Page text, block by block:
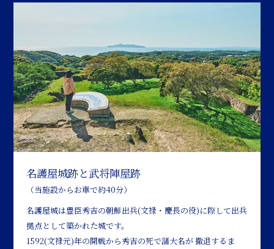
名護屋城跡と武将陣屋跡
（当施設からお車で約40分）
名護屋城は豊臣秀吉の朝鮮出兵(文禄・慶長の役)に際して出兵
拠点として築かれた城です。
1592(文禄元)年の開戦から秀吉の死で諸大名が 撤退するま